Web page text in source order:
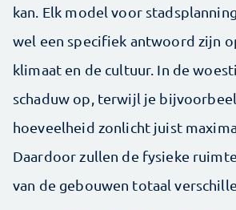
kan. Elk model voor
wel een specifiek antwoord zijn
klimaat en de cultuur. In de
schaduw op, terwijl je
hoeveelheid zonlicht juist
Daardoor zullen de fysieke
van de gebouwen totaal